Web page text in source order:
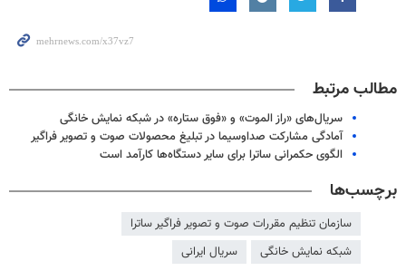
مطالب مرتبط
سریال‌های «راز الموت» و «فوق ستاره» در شبکه نمایش خانگی
آمادگی مشارکت صداوسیما در تبلیغ محصولات صوت و تصویر فراگیر
الگوی حکمرانی ساترا برای سایر دستگاه‌ها کارآمد است
برچسب‌ها
سازمان تنظیم مقررات صوت و تصویر فراگیر ساترا
شبکه نمایش خانگی
سریال ایرانی